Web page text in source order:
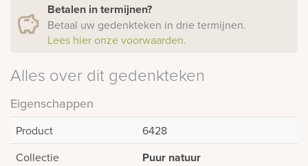
Betalen in termijnen?
Betaal uw gedenkteken in drie termijnen.
Lees hier onze voorwaarden.
Alles over dit gedenkteken
Eigenschappen
Product
6428
Collectie
Puur natuur